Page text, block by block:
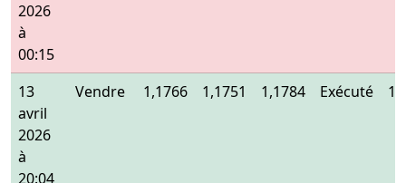
2026
à
00:15
13
avril
2026
à
20:04
Vendre 1,1766 1,1751 1,1784 Exécuté